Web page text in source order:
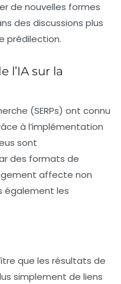
de nouvelles formes
des discussions plus
prédilection.
l’IA sur la
(SERPs) ont connu
à l’implémentation
sont
des formats de
affecte non
également les
que les résultats de
simplement de liens